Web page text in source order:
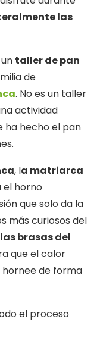
las
taller de pan
de
. No es un taller
actividad
ha hecho el pan
, la matriarca
el horno
que solo da la
más curiosos del
brasas del
que el calor
hornee de forma
el proceso